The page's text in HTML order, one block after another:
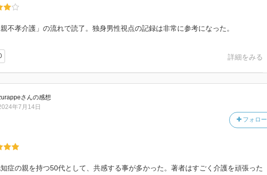
不孝介護」の流れで読了。独身男性視点の記録は非常に参考になった。
詳細をみる
さんの感想
フォロー
年7月14日
症の親を持つ50代として、共感する事が多かった。著者はすごく介護を頑張った